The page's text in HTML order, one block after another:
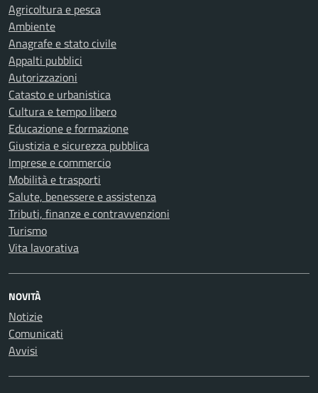
Agricoltura e pesca
Ambiente
Anagrafe e stato civile
Appalti pubblici
Autorizzazioni
Catasto e urbanistica
Cultura e tempo libero
Educazione e formazione
Giustizia e sicurezza pubblica
Imprese e commercio
Mobilità e trasporti
Salute, benessere e assistenza
Tributi, finanze e contravvenzioni
Turismo
Vita lavorativa
NOVITÀ
Notizie
Comunicati
Avvisi